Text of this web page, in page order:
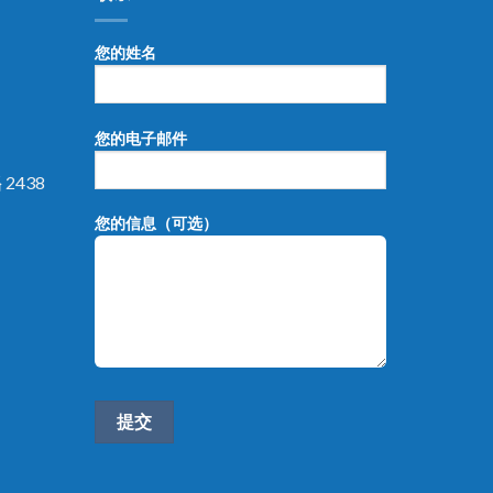
2438
您的姓名
您的电子邮件
您的信息（可选）